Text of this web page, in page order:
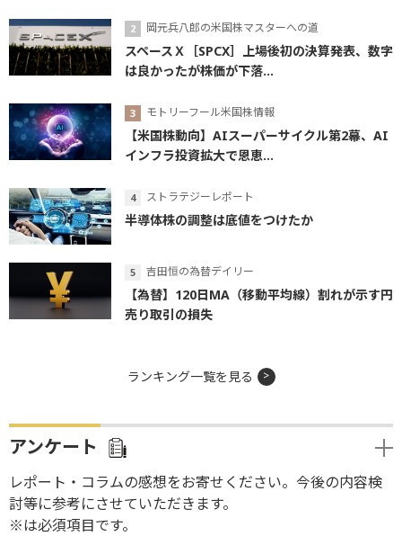
岡元兵八郎の米国株マスターへの道
スペースＸ［SPCX］上場後初の決算発表、数字
は良かったが株価が下落...
モトリーフール米国株情報
【米国株動向】AIスーパーサイクル第2幕、AI
インフラ投資拡大で恩恵...
ストラテジーレポート
半導体株の調整は底値をつけたか
吉田恒の為替デイリー
【為替】120日MA（移動平均線）割れが示す円
売り取引の損失
ランキング一覧を見る
アンケート
レポート・コラムの感想をお寄せください。今後の内容検
討等に参考にさせていただきます。
※は必須項目です。